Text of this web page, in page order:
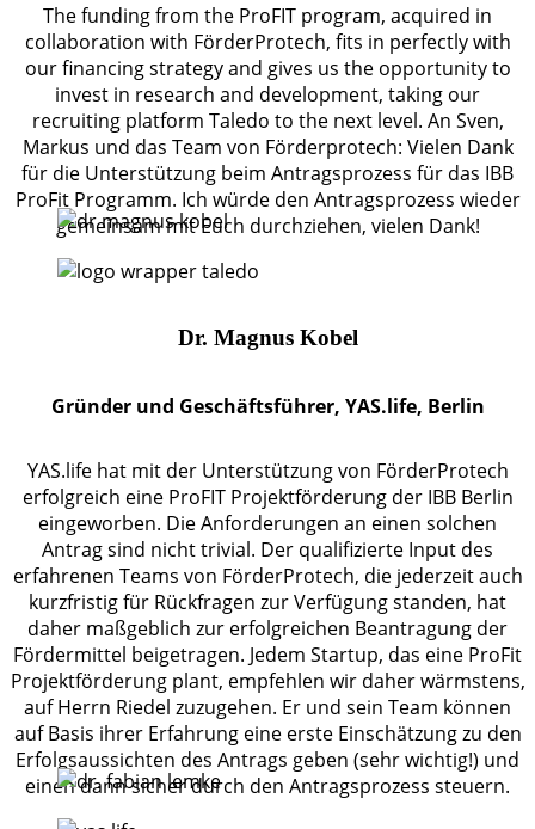
The funding from the ProFIT program, acquired in
collaboration with FörderProtech, fits in perfectly with
our financing strategy and gives us the opportunity to
invest in research and development, taking our
recruiting platform Taledo to the next level. An Sven,
Markus und das Team von Förderprotech: Vielen Dank
für die Unterstützung beim Antragsprozess für das IBB
ProFit Programm. Ich würde den Antragsprozess wieder
gemeinsam mit Euch durchziehen, vielen Dank!
Dr. Magnus Kobel
Gründer und Geschäftsführer, YAS.life, Berlin
YAS.life hat mit der Unterstützung von FörderProtech
erfolgreich eine ProFIT Projektförderung der IBB Berlin
eingeworben. Die Anforderungen an einen solchen
Antrag sind nicht trivial. Der qualifizierte Input des
erfahrenen Teams von FörderProtech, die jederzeit auch
kurzfristig für Rückfragen zur Verfügung standen, hat
daher maßgeblich zur erfolgreichen Beantragung der
Fördermittel beigetragen. Jedem Startup, das eine ProFit
Projektförderung plant, empfehlen wir daher wärmstens,
auf Herrn Riedel zuzugehen. Er und sein Team können
auf Basis ihrer Erfahrung eine erste Einschätzung zu den
Erfolgsaussichten des Antrags geben (sehr wichtig!) und
einen dann sicher durch den Antragsprozess steuern.